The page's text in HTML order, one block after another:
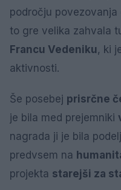
področju
to gre velika zahvala
Francu Vedeniku, ki
aktivnosti.
Še posebej prisrčne
je bila med prejemniki
nagrada ji je bila
predvsem na
projekta starejši za